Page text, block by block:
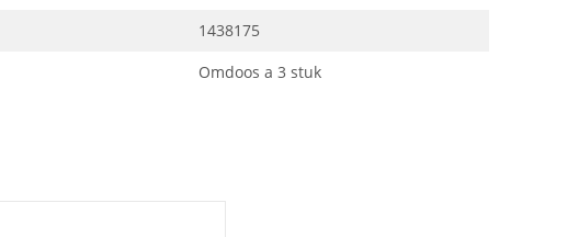
1438175
Omdoos a 3 stuk